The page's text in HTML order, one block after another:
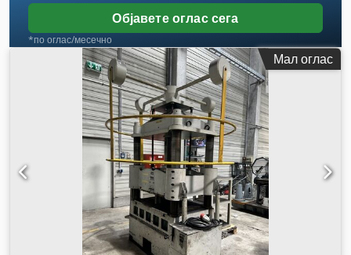
Објавете оглас сега
*по оглас/месечно
Мал оглас